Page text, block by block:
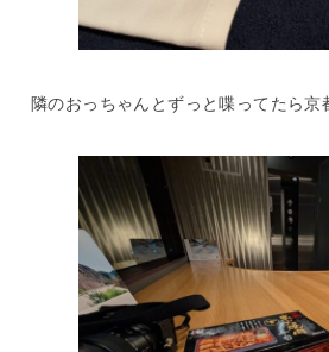
隣のおっちゃんとずっと喋ってたら京